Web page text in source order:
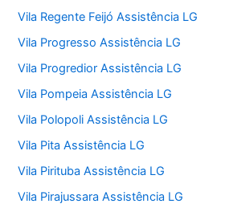
Vila Regente Feijó Assistência LG
Vila Progresso Assistência LG
Vila Progredior Assistência LG
Vila Pompeia Assistência LG
Vila Polopoli Assistência LG
Vila Pita Assistência LG
Vila Pirituba Assistência LG
Vila Pirajussara Assistência LG